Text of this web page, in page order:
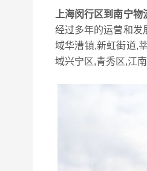
上海闵行区到南宁物
经过多年的运营和发
域华漕镇,新虹街道,
域兴宁区,青秀区,江